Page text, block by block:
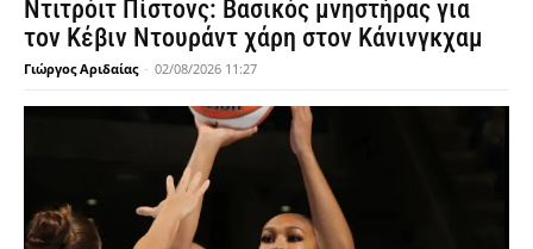
Ντιτρόιτ Πίστονς: Βασικός μνηστήρας για
τον Κέβιν Ντουράντ χάρη στον Κάνινγκχαμ
Γιώργος Αριδαίας - 02/08/2026 11:27